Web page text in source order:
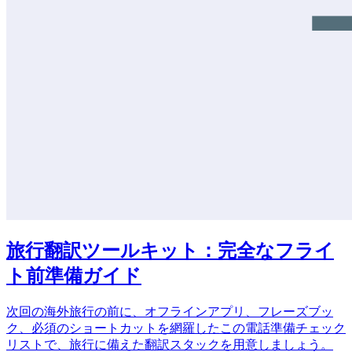
旅行翻訳ツールキット：完全なフライ
ト前準備ガイド
次回の海外旅行の前に、オフラインアプリ、フレーズブッ
ク、必須のショートカットを網羅したこの電話準備チェック
リストで、旅行に備えた翻訳スタックを用意しましょう。